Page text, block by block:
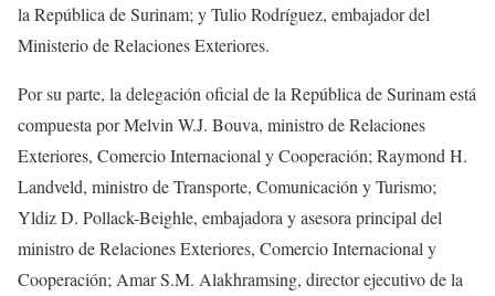
la República de Surinam; y Tulio Rodríguez, embajador del
Ministerio de Relaciones Exteriores.
Por su parte, la delegación oficial de la República de Surinam está
compuesta por Melvin W.J. Bouva, ministro de Relaciones
Exteriores, Comercio Internacional y Cooperación; Raymond H.
Landveld, ministro de Transporte, Comunicación y Turismo;
Yldiz D. Pollack-Beighle, embajadora y asesora principal del
ministro de Relaciones Exteriores, Comercio Internacional y
Cooperación; Amar S.M. Alakhramsing, director ejecutivo de la